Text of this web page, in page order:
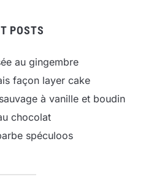
POSTS
au gingembre
façon layer cake
à vanille et boudin
chocolat
spéculoos